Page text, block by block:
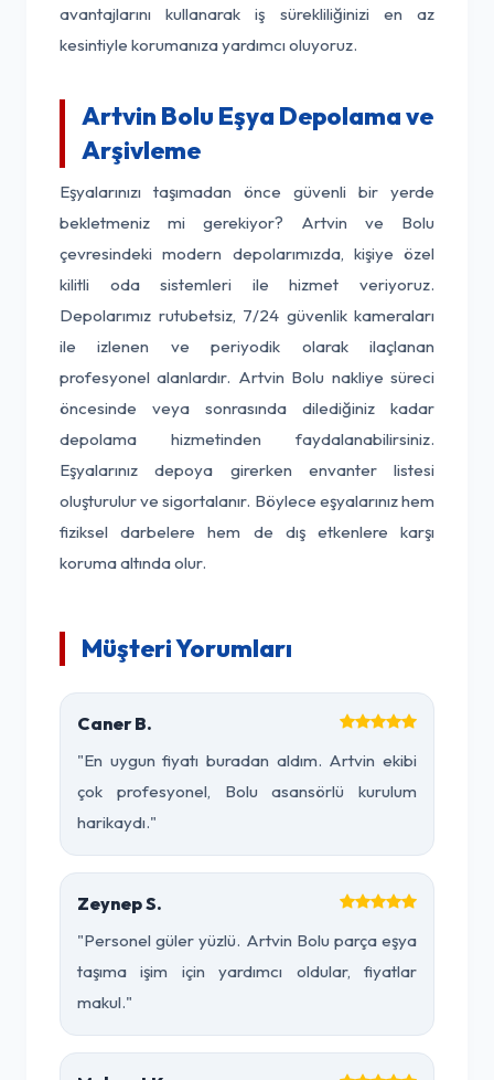
avantajlarını kullanarak iş sürekliliğinizi en az
kesintiyle korumanıza yardımcı oluyoruz.
Artvin Bolu Eşya Depolama ve
Arşivleme
Eşyalarınızı taşımadan önce güvenli bir yerde
bekletmeniz mi gerekiyor? Artvin ve Bolu
çevresindeki modern depolarımızda, kişiye özel
kilitli oda sistemleri ile hizmet veriyoruz.
Depolarımız rutubetsiz, 7/24 güvenlik kameraları
ile izlenen ve periyodik olarak ilaçlanan
profesyonel alanlardır. Artvin Bolu nakliye süreci
öncesinde veya sonrasında dilediğiniz kadar
depolama hizmetinden faydalanabilirsiniz.
Eşyalarınız depoya girerken envanter listesi
oluşturulur ve sigortalanır. Böylece eşyalarınız hem
fiziksel darbelere hem de dış etkenlere karşı
koruma altında olur.
Müşteri Yorumları
Caner B.
"En uygun fiyatı buradan aldım. Artvin ekibi
çok profesyonel, Bolu asansörlü kurulum
harikaydı."
Zeynep S.
"Personel güler yüzlü. Artvin Bolu parça eşya
taşıma işim için yardımcı oldular, fiyatlar
makul."